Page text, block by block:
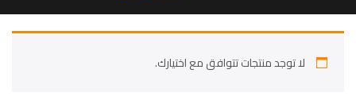
لا توجد منتجات تتوافق مع اختيارك.